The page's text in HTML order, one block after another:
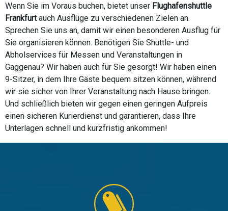
Wenn Sie im Voraus buchen, bietet unser Flughafenshuttle
Frankfurtauch Ausflüge zu verschiedenen Zielen an.
Sprechen Sie uns an, damit wir einen besonderen Ausflug für
Sie organisieren können. Benötigen Sie Shuttle- und
Abholservices für Messen und Veranstaltungen in
Gaggenau? Wir haben auch für Sie gesorgt! Wir haben einen
9-Sitzer, in dem Ihre Gäste bequem sitzen können, während
wir sie sicher von Ihrer Veranstaltung nach Hause bringen.
Und schließlich bieten wir gegen einen geringen Aufpreis
einen sicheren Kurierdienst und garantieren, dass Ihre
Unterlagen schnell und kurzfristig ankommen!